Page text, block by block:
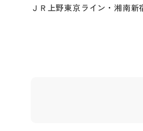
ＪＲ上野東京ライン・湘南新